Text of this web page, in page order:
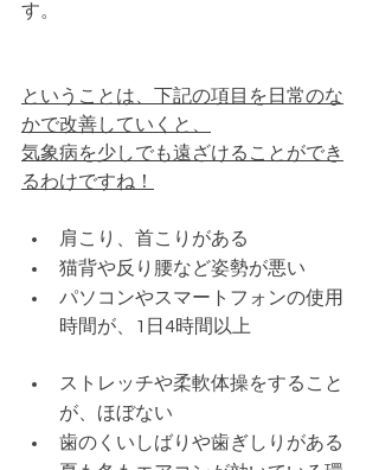
す。
ということは、下記の項目を日常のな
かで改善していくと、
気象病を少しでも遠ざけることができ
るわけですね！
肩こり、首こりがある
猫背や反り腰など姿勢が悪い
パソコンやスマートフォンの使用
時間が、1日4時間以上
ストレッチや柔軟体操をすること
が、ほぼない
歯のくいしばりや歯ぎしりがある